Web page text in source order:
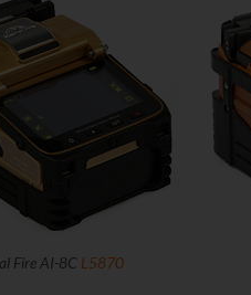
Fire AI-8C L5870